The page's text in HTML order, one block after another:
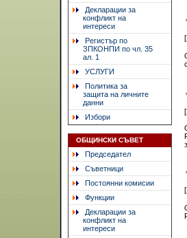
Декларации за
конфликт на
интереси
Регистър по
ЗПКОНПИ по чл. 35
ал. 1
УСЛУГИ
Политика за
защита на личните
данни
Избори
ОБЩИНСКИ СЪВЕТ
Председател
Съветници
Постоянни комисии
Функции
Декларации за
конфликт на
интереси